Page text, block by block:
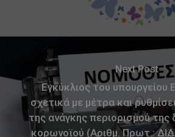
Next Post
Εγκύκλιος του
σχετικά με μέτρα και
της ανάγκης περιορισμού
κορωνοϊού (Αριθμ. Πρωτ.: